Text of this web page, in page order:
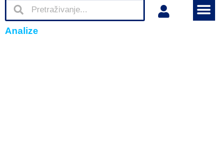
Analize